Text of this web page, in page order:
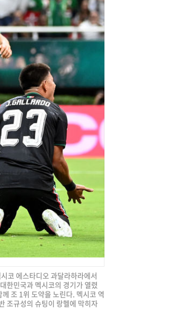
코 에스타디오 과달라하라에서
한민국과 멕시코의 경기가 열렸
조 1위 도약을 노린다. 멕시코 역
조규성의 슈팅이 랑헬에 막히자